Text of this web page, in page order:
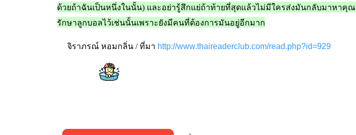
ด้วยถ้าฉันเป็นหนึ่งในนั้น) และอย่ารู้สึกแย่ถ้าท้ายที่สุดแล้วไม่มีใครส่งมันกลับมาหาคุณ
รักษาลูกบอลไว้เช่นนั้นเพราะยังมีคนที่ต้องการมันอยู่อีกมาก
จิราภรณ์ หอมกลิ่น / ที่มา http://www.thaireaderclub.com/read.php?id=929